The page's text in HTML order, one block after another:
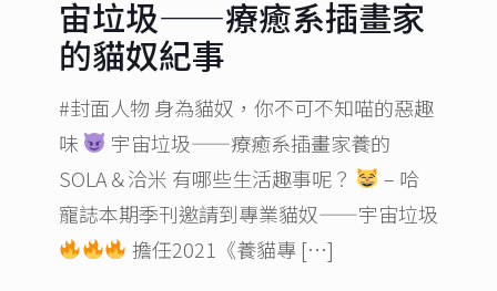
宙垃圾——療癒系插畫家
的貓奴紀事
#封面人物 身為貓奴，你不可不知喵的惡趣
味
宇宙垃圾——療癒系插畫家養的
SOLA＆洽米 有哪些生活趣事呢？
– 哈
寵誌本期季刊邀請到專業貓奴——宇宙垃圾
擔任2021《養貓專[…]